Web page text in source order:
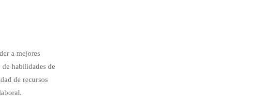
a mejores
habilidades de
de recursos